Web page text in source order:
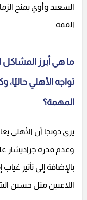
السعيد وأوي يمنح
القمة.
ما هي أبرز المشاكل
تواجه الأهلي حاليًا،
المهمة؟
يرى دونجا أن الأهلي
وعدم قدرة جراديشار
بالإضافة إلى تأثير
اللاعبين مثل حسين